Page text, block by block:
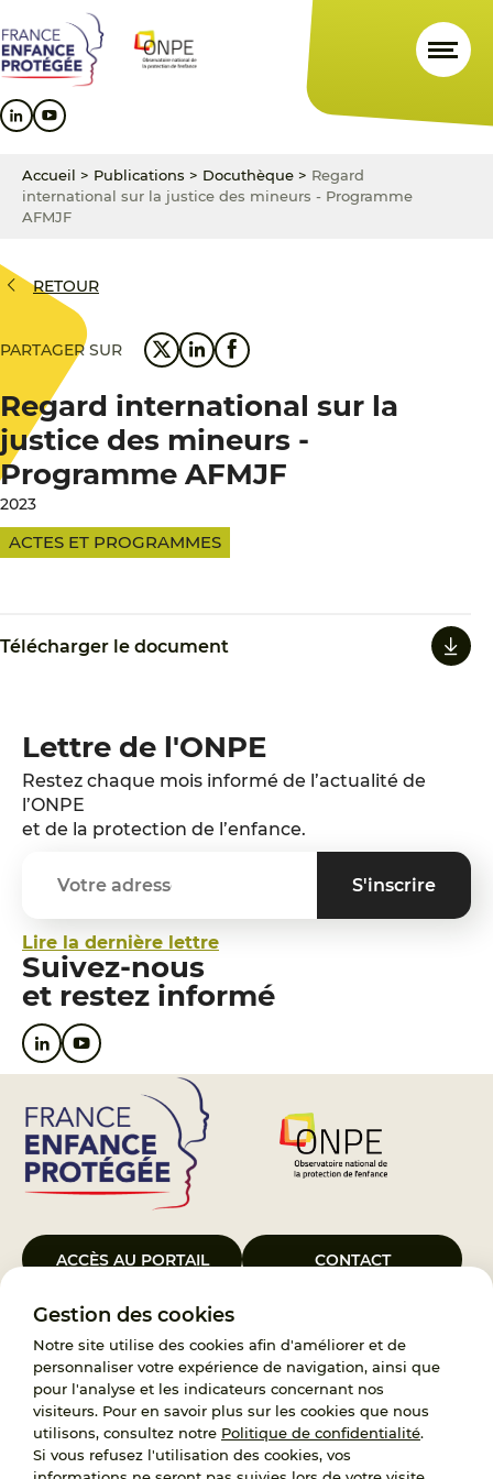
Gestion des cookies
Notre site utilise des cookies afin d'améliorer et de
personnaliser votre expérience de navigation, ainsi que
pour l'analyse et les indicateurs concernant nos
visiteurs. Pour en savoir plus sur les cookies que nous
utilisons, consultez notre Politique de confidentialité.
Si vous refusez l'utilisation des cookies, vos
au
contenu
principal
au
menu
principal
au
pied
de
Accueil > Publications > Docuthèque > Regard
international sur la justice des mineurs - Programme
AFMJF
RETOUR
PARTAGER SUR
Regard international sur la
justice des mineurs -
Programme AFMJF
2023
ACTES ET PROGRAMMES
Télécharger le document
Lettre de l'ONPE
Restez chaque mois informé de l’actualité de
l’ONPE
et de la protection de l’enfance.
Lire la dernière lettre
Suivez-nous
et restez informé
ACCÈS AU PORTAIL CONTACT
Le Groupement d’Intérêt Public France Enfance Protégée, créé le 5
janvier 2023, a pour objet d’assurer les missions de service public du
119, d’accompagnement des adoptants et de traitement des
demandes d’accès aux origines personnelles. France Enfance
Protégée est également un observatoire et une ressource pour
l’ensemble des professionnels, ainsi qu’un appui à l’élaboration de la
politique publique à travers le soutien à l’activité des conseils
nationaux.